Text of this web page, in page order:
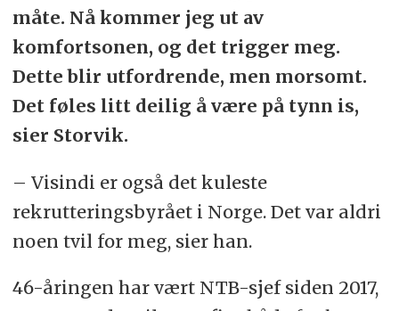
måte. Nå kommer jeg ut av
komfortsonen, og det trigger meg.
Dette blir utfordrende, men morsomt.
Det føles litt deilig å være på tynn is,
sier Storvik.
– Visindi er også det kuleste
rekrutteringsbyrået i Norge. Det var aldri
noen tvil for meg, sier han.
46-åringen har vært NTB-sjef siden 2017,